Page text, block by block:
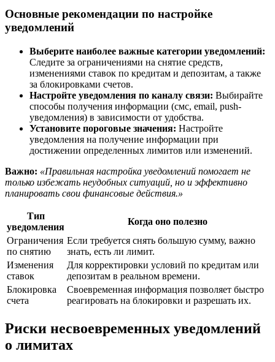
Основные рекомендации по настройке
уведомлений
Выберите наиболее важные категории уведомлений:
Следите за ограничениями на снятие средств,
изменениями ставок по кредитам и депозитам, а также
за блокировками счетов.
Настройте уведомления по каналу связи: Выбирайте
способы получения информации (смс, email, push-
уведомления) в зависимости от удобства.
Установите пороговые значения: Настройте
уведомления на получение информации при
достижении определенных лимитов или изменений.
Важно: «Правильная настройка уведомлений помогает не
только избежать неудобных ситуаций, но и эффективно
планировать свои финансовые действия.»
Тип
уведомления
Когда оно полезно
Ограничения
по снятию
Если требуется снять большую сумму, важно
знать, есть ли лимит.
Изменения
ставок
Для корректировки условий по кредитам или
депозитам в реальном времени.
Блокировка
счета
Своевременная информация позволяет быстро
реагировать на блокировки и разрешать их.
Риски несвоевременных уведомлений
о лимитах